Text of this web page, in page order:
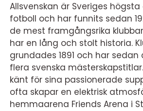
Allsvenskan är Sveriges
fotboll och har funnits sedan
de mest framgångsrika
har en lång och stolt historia.
grundades 1891 och har sedan
flera svenska
känt för sina passionerade
ofta skapar en elektrisk
hemmaarena Friends Arena i